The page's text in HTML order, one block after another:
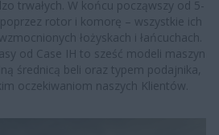
trwałych. W końcu począwszy od 5-
rotor i komorę – wszystkie ich
łożyskach i łańcuchach.
od Case IH to sześć modeli maszyn
średnicą beli oraz typem podajnika,
oczekiwaniom naszych Klientów.